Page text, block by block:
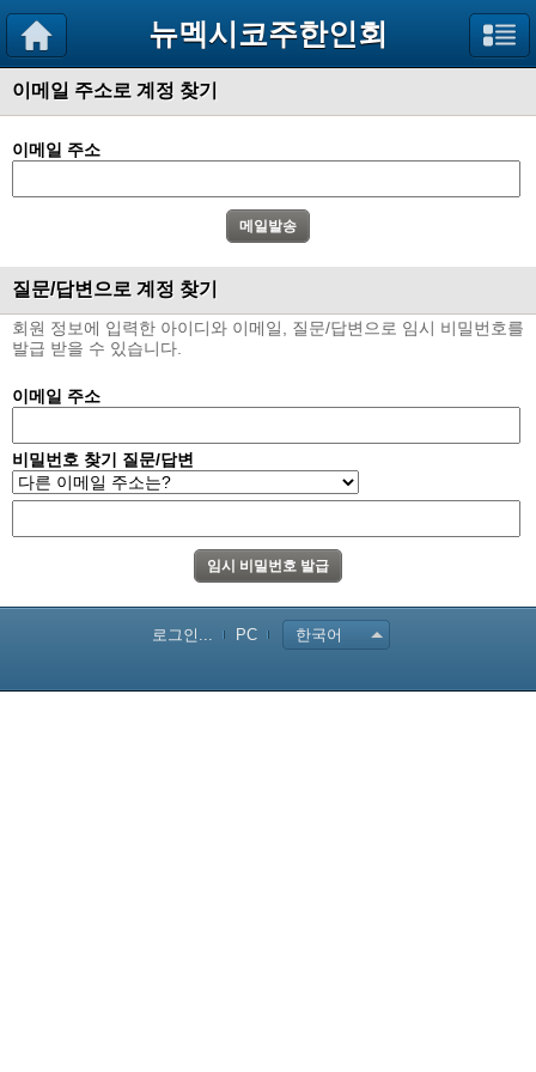
뉴멕시코주한인회
이메일 주소로 계정 찾기
이메일 주소
질문/답변으로 계정 찾기
회원 정보에 입력한 아이디와 이메일, 질문/답변으로 임시 비밀번호를
발급 받을 수 있습니다.
이메일 주소
비밀번호 찾기 질문/답변
로그인... PC 한국어